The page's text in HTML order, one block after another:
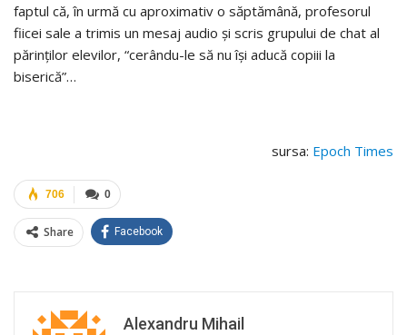
faptul că, în urmă cu aproximativ o săptămână, profesorul
fiicei sale a trimis un mesaj audio şi scris grupului de chat al
părinţilor elevilor, “cerându-le să nu îşi aducă copiii la
biserică”…
sursa: Epoch Times
0
706
Share Facebook
Alexandru Mihail